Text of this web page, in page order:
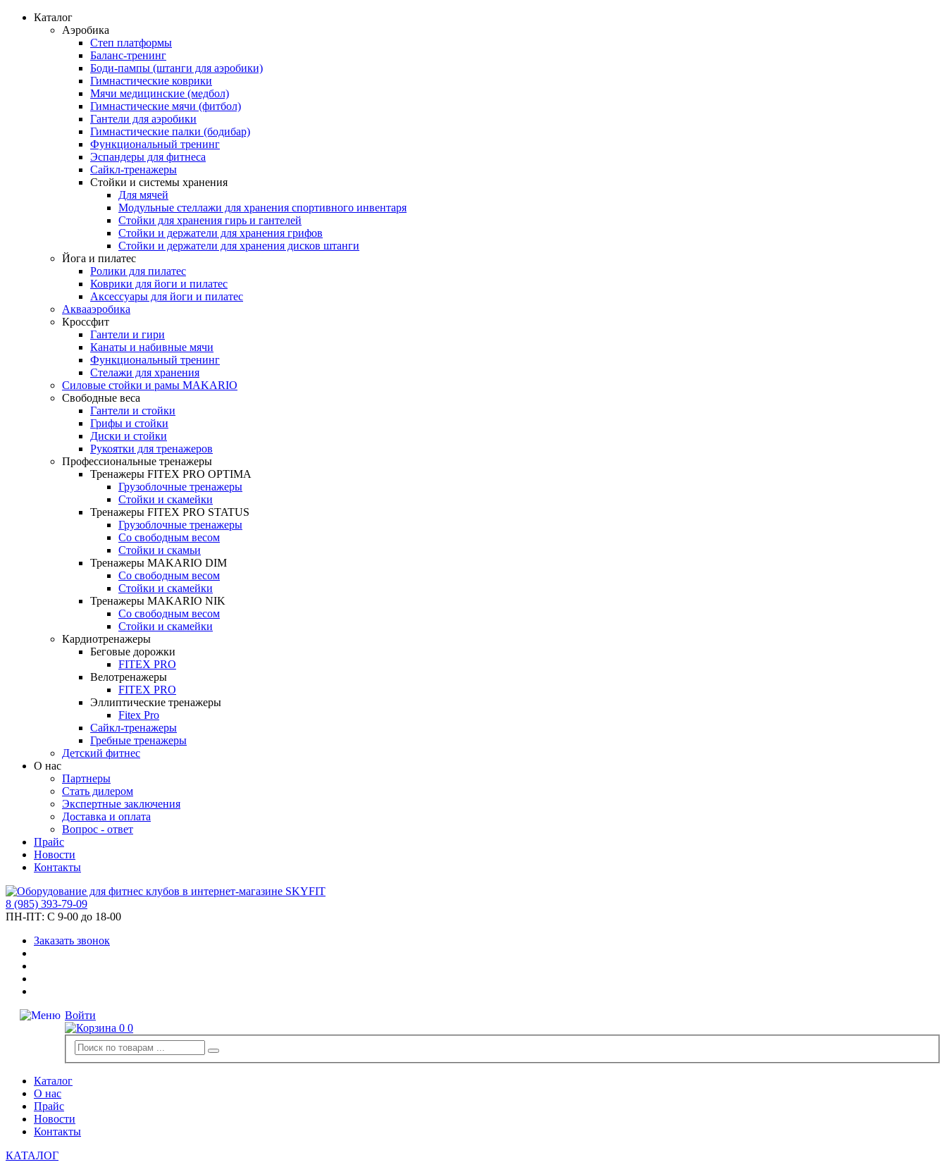
Каталог
Аэробика
Степ платформы
Баланс-тренинг
Боди-пампы (штанги для аэробики)
Гимнастические коврики
Мячи медицинские (медбол)
Гимнастические мячи (фитбол)
Гантели для аэробики
Гимнастические палки (бодибар)
Функциональный тренинг
Эспандеры для фитнеса
Сайкл-тренажеры
Стойки и системы хранения
Для мячей
Модульные стеллажи для хранения спортивного инвентаря
Стойки для хранения гирь и гантелей
Стойки и держатели для хранения грифов
Стойки и держатели для хранения дисков штанги
Йога и пилатес
Ролики для пилатес
Коврики для йоги и пилатес
Аксессуары для йоги и пилатес
Аквааэробика
Кроссфит
Гантели и гири
Канаты и набивные мячи
Функциональный тренинг
Стелажи для хранения
Силовые стойки и рамы MAKARIO
Свободные веса
Гантели и стойки
Грифы и стойки
Диски и стойки
Рукоятки для тренажеров
Профессиональные тренажеры
Тренажеры FITEX PRO OPTIMA
Грузоблочные тренажеры
Стойки и скамейки
Тренажеры FITEX PRO STATUS
Грузоблочные тренажеры
Со свободным весом
Стойки и скамьи
Тренажеры MAKARIO DIM
Со свободным весом
Стойки и скамейки
Тренажеры MAKARIO NIK
Со свободным весом
Стойки и скамейки
Кардиотренажеры
Беговые дорожки
FITEX PRO
Велотренажеры
FITEX PRO
Эллиптические тренажеры
Fitex Pro
Сайкл-тренажеры
Гребные тренажеры
Детский фитнес
О нас
Партнеры
Стать дилером
Экспертные заключения
Доставка и оплата
Вопрос - ответ
Прайс
Новости
Контакты
8 (985) 393-79-09
ПН-ПТ: С 9-00 до 18-00
Заказать звонок
Войти
0 0
Каталог
О нас
Прайс
Новости
Контакты
КАТАЛОГ